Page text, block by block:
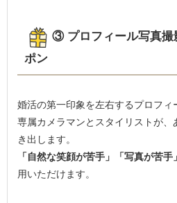
③ プロフィール写真撮
ポン
婚活の第一印象を左右するプロフィ
専属カメラマンとスタイリストが、
き出します。
「自然な笑顔が苦手」「写真が苦手」
用いただけます。